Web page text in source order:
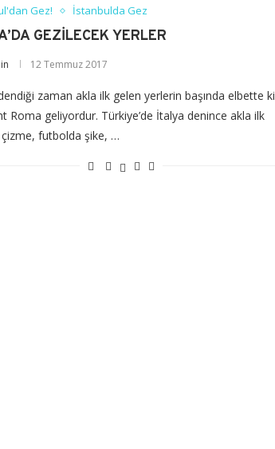
Gez! İstanbulda Gez
GEZİLECEK YERLER
12 Temmuz 2017
zaman akla ilk gelen yerlerin başında elbette ki
Roma geliyordur. Türkiye’de İtalya denince akla ilk
futbolda şike, …